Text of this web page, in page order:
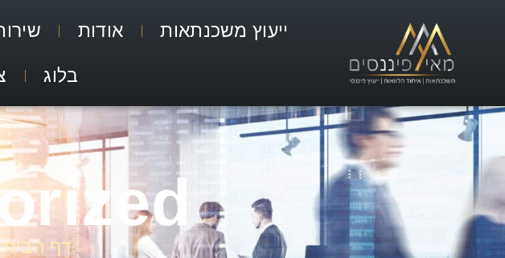
ייעוץ משכנתאות אודות
בלוג
דף הבית